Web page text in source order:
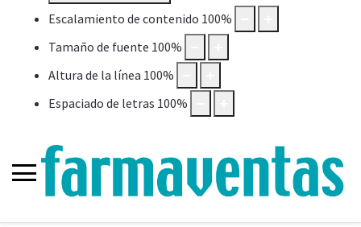
Escalamiento de contenido 100%
Tamaño de fuente 100%
Altura de la línea 100%
Espaciado de letras 100%